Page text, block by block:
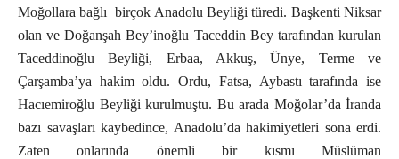
Moğollara bağlı birçok Anadolu Beyliği türedi. Başkenti Niksar
olan ve Doğanşah Bey’inoğlu Taceddin Bey tarafından kurulan
Taceddinoğlu Beyliği, Erbaa, Akkuş, Ünye, Terme ve
Çarşamba’ya hakim oldu. Ordu, Fatsa, Aybastı tarafında ise
Hacıemiroğlu Beyliği kurulmuştu. Bu arada Moğolar’da İranda
bazı savaşları kaybedince, Anadolu’da hakimiyetleri sona erdi.
Zaten onlarında önemli bir kısmı Müslüman